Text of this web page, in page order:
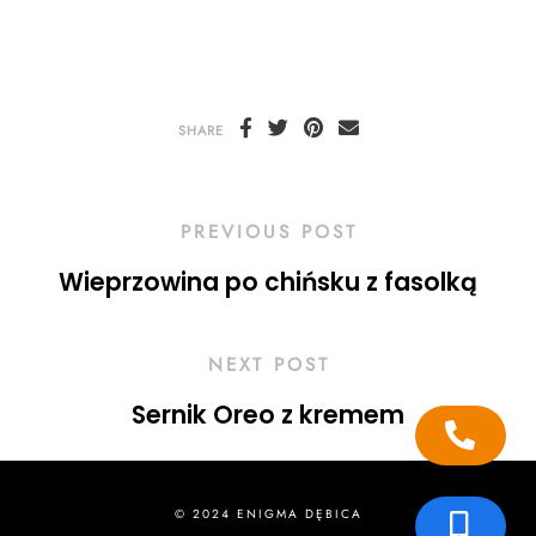
SHARE
PREVIOUS POST
Wieprzowina po chińsku z fasolką
NEXT POST
Sernik Oreo z kremem
© 2024 ENIGMA DĘBICA